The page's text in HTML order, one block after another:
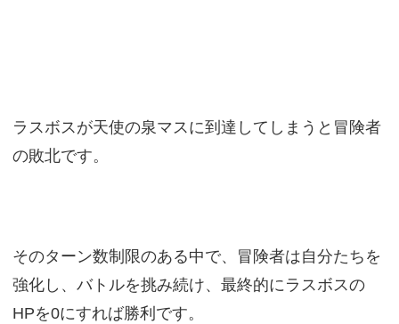
ラスボスが天使の泉マスに到達してしまうと冒険者
の敗北です。
そのターン数制限のある中で、冒険者は自分たちを
強化し、バトルを挑み続け、最終的にラスボスの
HPを0にすれば勝利です。